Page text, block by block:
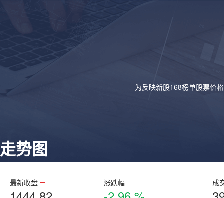
为反映新股168榜单股票价
走势图
最新收盘 涨跌幅 成